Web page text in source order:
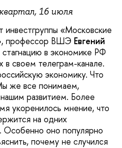
16 июля
инвестгруппы «Московские
профессор ВШЭ Евгений
стагнацию в экономике РФ
в своем телеграм-канале.
экономику. Что
же все понимаем,
развитием. Более
укоренилось мнение, что
на одних
Особенно оно популярно
почему не случился